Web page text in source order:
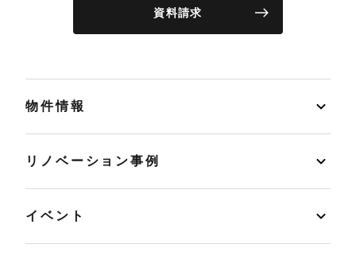
資料請求
物件情報
リノベーション事例
イベント